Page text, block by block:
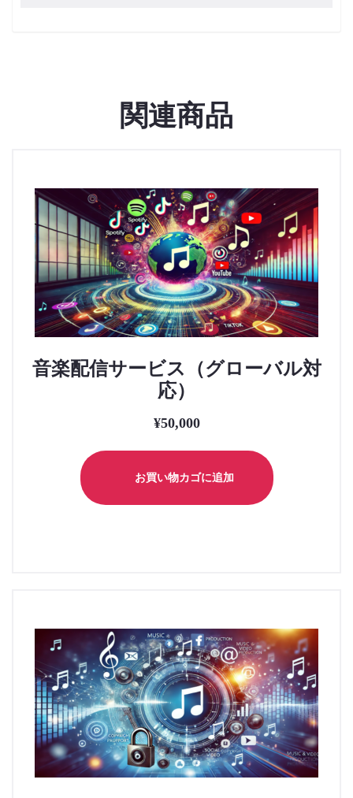
関連商品
音楽配信サービス（グローバル対
応）
¥50,000
お買い物カゴに追加